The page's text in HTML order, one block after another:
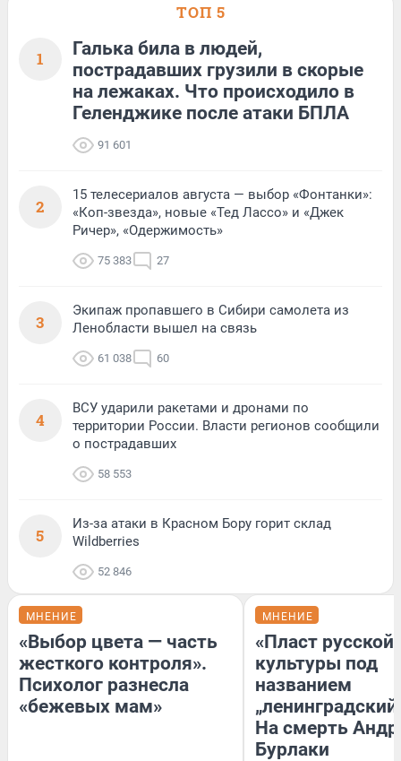
ТОП 5
1
Галька била в людей,
пострадавших грузили в скорые
на лежаках. Что происходило в
Геленджике после атаки БПЛА
91 601
2
15 телесериалов августа — выбор «Фонтанки»:
«Коп-звезда», новые «Тед Лассо» и «Джек
Ричер», «Одержимость»
75 383 27
3
Экипаж пропавшего в Сибири самолета из
Ленобласти вышел на связь
61 038 60
4
ВСУ ударили ракетами и дронами по
территории России. Власти регионов сообщили
о пострадавших
58 553
5
Из-за атаки в Красном Бору горит склад
Wildberries
52 846
МНЕНИЕ
«Выбор цвета — часть
жесткого контроля».
Психолог разнесла
«бежевых мам»
МНЕНИЕ
«Пласт русской
культуры под
названием
На смерть
Бурлаки